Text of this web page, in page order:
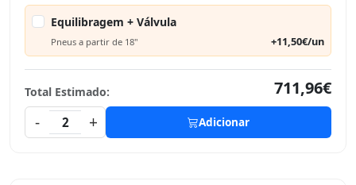
Equilibragem + Válvula
Pneus a partir de 18" +11,50€/un
Total Estimado:
711,96€
-
2 + Adicionar